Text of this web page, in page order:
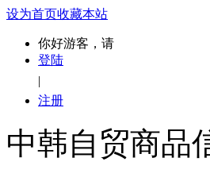
设为首页收藏本站
你好游客，请
登陆
|
注册
中韩自贸商品